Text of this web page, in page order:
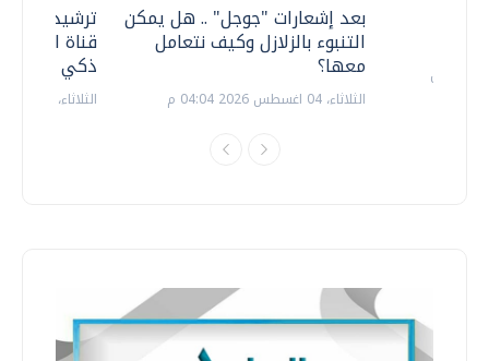
ترشيدا
قناة
ذكي
الثلاثاء، 14 يوليو 2026 06:11 م
بعد إشعارات "جوجل" .. هل يمكن
التنبوء بالزلازل وكيف نتعامل
معها؟
الثلاثاء، 04 اغسطس 2026 04:04 م